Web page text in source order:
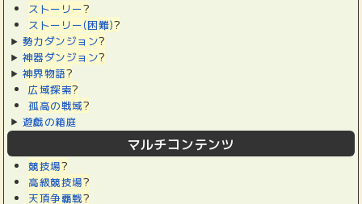
ストーリー?
ストーリー(困難)?
勢力ダンジョン?
神器ダンジョン?
神界物語?
広域探索?
孤高の戦域?
遊戯の箱庭
マルチコンテンツ
競技場?
高級競技場?
天頂争覇戦?